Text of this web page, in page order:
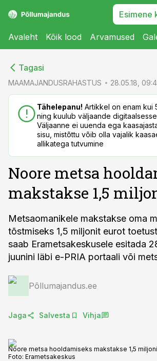
Esimene
Avaleht Kõik lood Arvamused
Tagasi
MAAMAJANDUSRAHASTUS 28.05.18,
Tähelepanu! Artikkel on enam kui
ning kuulub väljaande
Väljaanne ei uuenda ega
sisu, mistõttu võib olla vajalik
allikatega tutvumine
Noore metsa
makstakse 1,5
Metsaomanikele makstakse oma
tõstmiseks 1,5 miljonit eurot
saab Erametsakeskusele esitada
juunini läbi e-PRIA portaali või
Põllumajandus.ee
Jaga Salvesta Vihja
Noore metsa hooldamiseks makstakse 1,5
Foto: Erametsakeskus